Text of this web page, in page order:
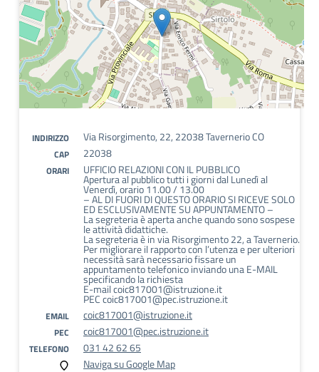
INDIRIZZO Via Risorgimento, 22, 22038 Tavernerio CO
CAP 22038
ORARI UFFICIO RELAZIONI CON IL PUBBLICO
Apertura al pubblico tutti i giorni dal Lunedì al
Venerdì, orario 11.00 / 13.00
– AL DI FUORI DI QUESTO ORARIO SI RICEVE SOLO
ED ESCLUSIVAMENTE SU APPUNTAMENTO –
La segreteria è aperta anche quando sono sospese
le attività didattiche.
La segreteria è in via Risorgimento 22, a Tavernerio.
Per migliorare il rapporto con l’utenza e per ulteriori
necessità sarà necessario fissare un
appuntamento telefonico inviando una E-MAIL
specificando la richiesta
E-mail coic817001@istruzione.it
PEC coic817001@pec.istruzione.it
EMAIL coic817001@istruzione.it
PEC coic817001@pec.istruzione.it
TELEFONO
031 42 62 65
Naviga su Google Map